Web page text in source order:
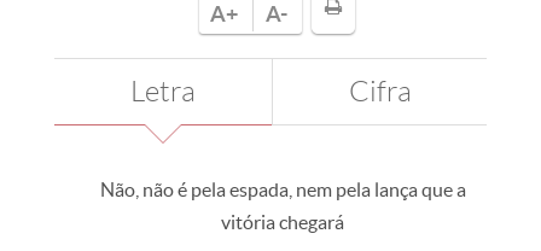
A+ A-
Letra Cifra
Não, não é pela espada, nem pela lança que a
vitória chegará